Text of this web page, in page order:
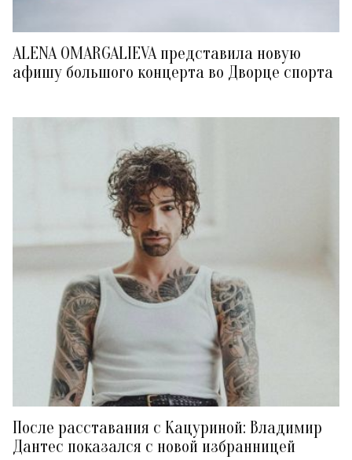
ALENA OMARGALIEVA представила новую
афишу большого концерта во Дворце спорта
После расставания с Кацуриной: Владимир
Дантес показался с новой избранницей